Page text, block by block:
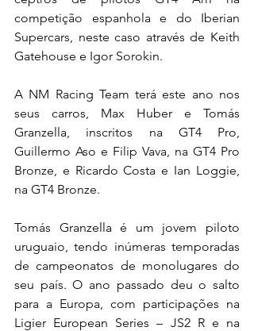
competição espanhola e do Iberian
Supercars, neste caso através de Keith
Gatehouse e Igor Sorokin.
A NM Racing Team terá este ano nos
seus carros, Max Huber e Tomás
Granzella, inscritos na GT4 Pro,
Guillermo Aso e Filip Vava, na GT4 Pro
Bronze, e Ricardo Costa e Ian Loggie,
na GT4 Bronze.
Tomás Granzella é um jovem piloto
uruguaio, tendo inúmeras temporadas
de campeonatos de monolugares do
seu país. O ano passado deu o salto
para a Europa, com participações na
Ligier European Series – JS2 R e na